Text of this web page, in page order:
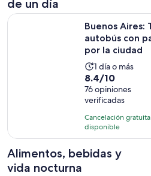
de un día
Buenos Aires:
autobús con
por la ciudad
La
actividad
dura
1
día
1 día o más
8.4
de
10
con
76
opiniones
8.4/10
76 opiniones
verificadas
Cancelación gratuita
disponible
Buenos Aires: Tour en autobús
Alimentos, bebidas y
vida nocturna